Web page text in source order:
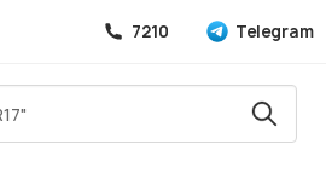
7210 Telegram